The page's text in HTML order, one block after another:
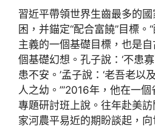
習近平帶領世界生齒最多的
困，并錨定“配合富饒”目標。
主義的一個基礎目標，也是
個基礎幻想。孔子說：‘不患
患不安。’孟子說：‘老吾老以
人之幼。’”2016年，他在一
專題研討班上說。往年赴美
家河農平易近的期盼談起，